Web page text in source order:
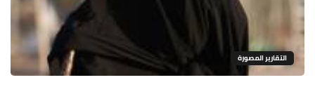
التقارير المصورة